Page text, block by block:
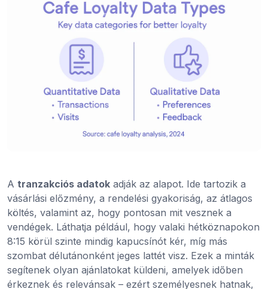
A tranzakciós adatok adják az alapot. Ide tartozik a
vásárlási előzmény, a rendelési gyakoriság, az átlagos
költés, valamint az, hogy pontosan mit vesznek a
vendégek. Láthatja például, hogy valaki hétköznapokon
8:15 körül szinte mindig kapucsínót kér, míg más
szombat délutánonként jeges lattét visz. Ezek a minták
segítenek olyan ajánlatokat küldeni, amelyek időben
érkeznek és relevánsak – ezért személyesnek hatnak,